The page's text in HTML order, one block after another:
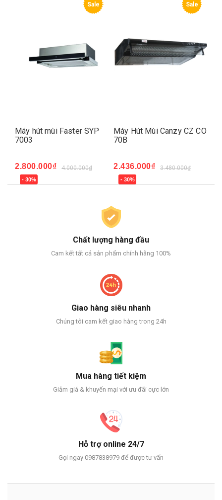
Sale
Máy hút mùi Faster SYP
7003
2.800.000₫ 4.000.000₫
- 30%
Sale
Máy Hút Mùi Canzy CZ CO
70B
2.436.000₫ 3.480.000₫
- 30%
Chất lượng hàng đầu
Cam kết tất cả sản phẩm chính hãng 100%
Giao hàng siêu nhanh
Chúng tôi cam kết giao hàng trong 24h
Mua hàng tiết kiệm
Giảm giá & khuyến mại với ưu đãi cực lớn
Hỗ trợ online 24/7
Gọi ngay 0987838979 để được tư vấn